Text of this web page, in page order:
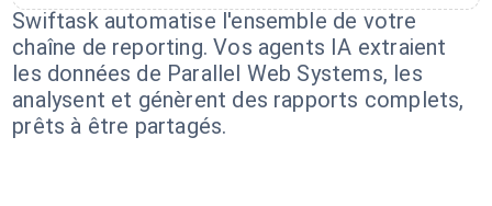
Swiftask automatise l'ensemble de votre
chaîne de reporting. Vos agents IA extraient
les données de Parallel Web Systems, les
analysent et génèrent des rapports complets,
prêts à être partagés.